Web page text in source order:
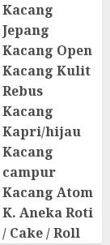
Kacang
Jepang
Kacang Open
Kacang Kulit
Rebus
Kacang
Kapri/hijau
Kacang
campur
Kacang Atom
K. Aneka Roti
/ Cake / Roll